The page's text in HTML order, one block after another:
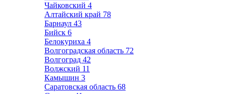
Чайковский 4
Алтайский край 78
Барнаул 43
Бийск 6
Белокуриха 4
Волгоградская область 72
Волгоград 42
Волжский 11
Камышин 3
Саратовская область 68